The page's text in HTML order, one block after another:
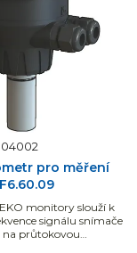
pro měření
monitory slouží k
signálu snímače
na průtokovou